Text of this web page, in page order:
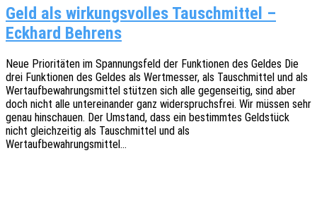
Geld als wirkungsvolles Tauschmittel –
Eckhard Behrens
Neue Prio­ri­tä­ten im Span­nungs­feld der Funk­tio­nen des Geldes Die
drei Funk­tio­nen des Geldes als Wert­mes­ser, als Tausch­mit­tel und als
Wertauf­be­wah­rungs­mit­tel stüt­zen sich alle gegen­sei­tig, sind aber
doch nicht alle unter­ein­an­der ganz wider­spruchs­frei. Wir müssen sehr
genau hinschau­en. Der Umstand, dass ein bestimm­tes Geld­stück
nicht gleich­zei­tig als Tausch­mit­tel und als
Wertaufbewahrungsmittel…